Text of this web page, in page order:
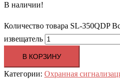
В наличии!
Количество товара SL-350QDP
извещатель
В КОРЗИНУ
Категории: Охранная